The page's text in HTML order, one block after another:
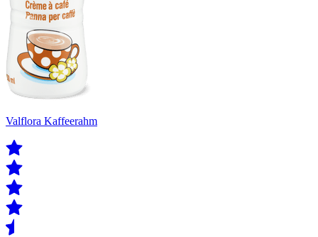
Valflora Kaffeerahm